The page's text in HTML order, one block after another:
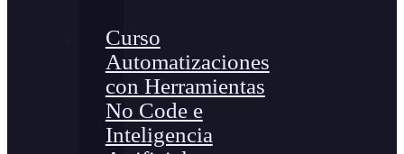
Curso
Automatizaciones
con Herramientas
No Code e
Inteligencia